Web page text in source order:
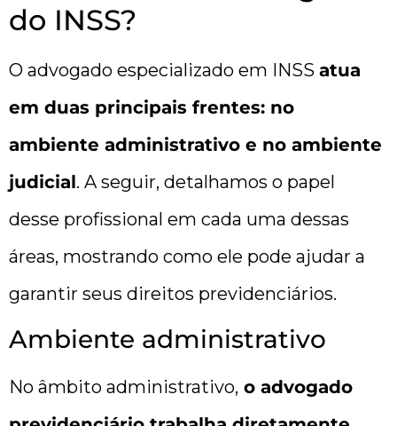
do INSS?
O advogado especializado em INSS atua
em duas principais frentes: no
ambiente administrativo e no ambiente
judicial. A seguir, detalhamos o papel
desse profissional em cada uma dessas
áreas, mostrando como ele pode ajudar a
garantir seus direitos previdenciários.
Ambiente administrativo
No âmbito administrativo, o advogado